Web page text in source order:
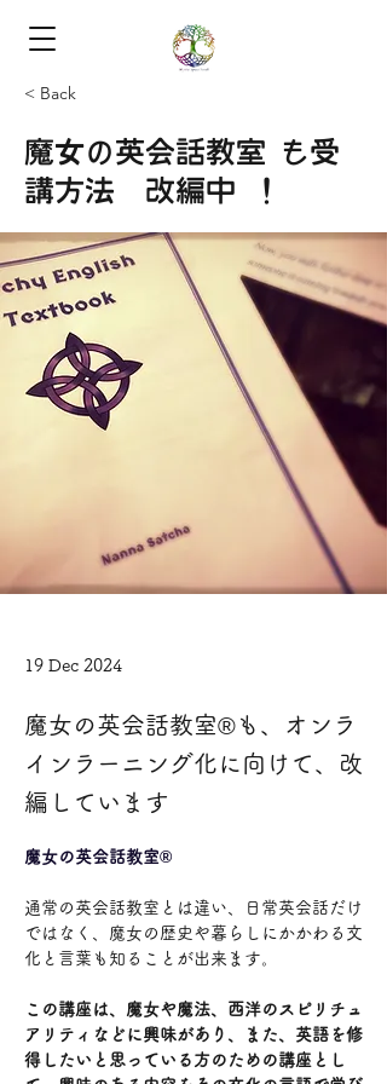
< Back
魔女の英会話教室®も受
講方法 改編中 ！
19 Dec 2024
魔女の英会話教室®も、オンラ
インラーニング化に向けて、改
編しています
魔女の英会話教室®
通常の英会話教室とは違い、日常英会話だけ
ではなく、魔女の歴史や暮らしにかかわる文
化と言葉も知ることが出来ます。
この講座は、魔女や魔法、西洋のスピリチュ
アリティなどに興味があり、また、英語を修
得したいと思っている方のための講座とし